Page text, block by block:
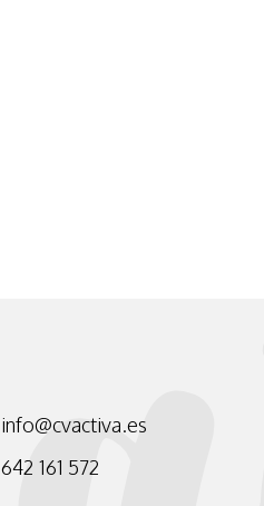
info@cvactiva.es
642 161 572